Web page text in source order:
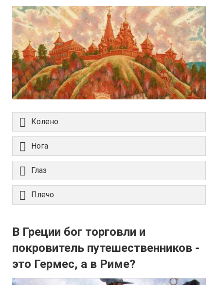
Колено
Нога
Глаз
Плечо
В Греции бог торговли и
покровитель путешественников -
это Гермес, а в Риме?